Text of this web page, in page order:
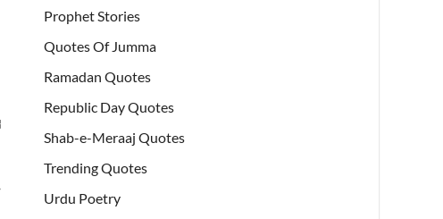
Prophet Stories
Quotes Of Jumma
Ramadan Quotes
Republic Day Quotes
Shab-e-Meraaj Quotes
Trending Quotes
Urdu Poetry